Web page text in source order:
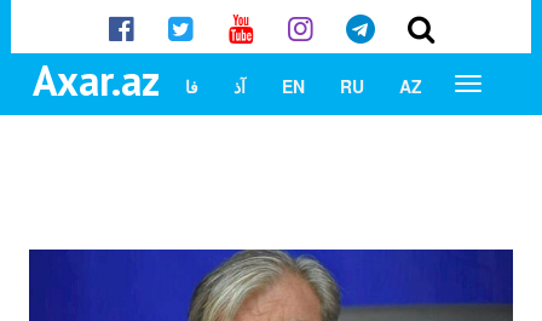
Axar.az AZ
RU
EN آذ فا